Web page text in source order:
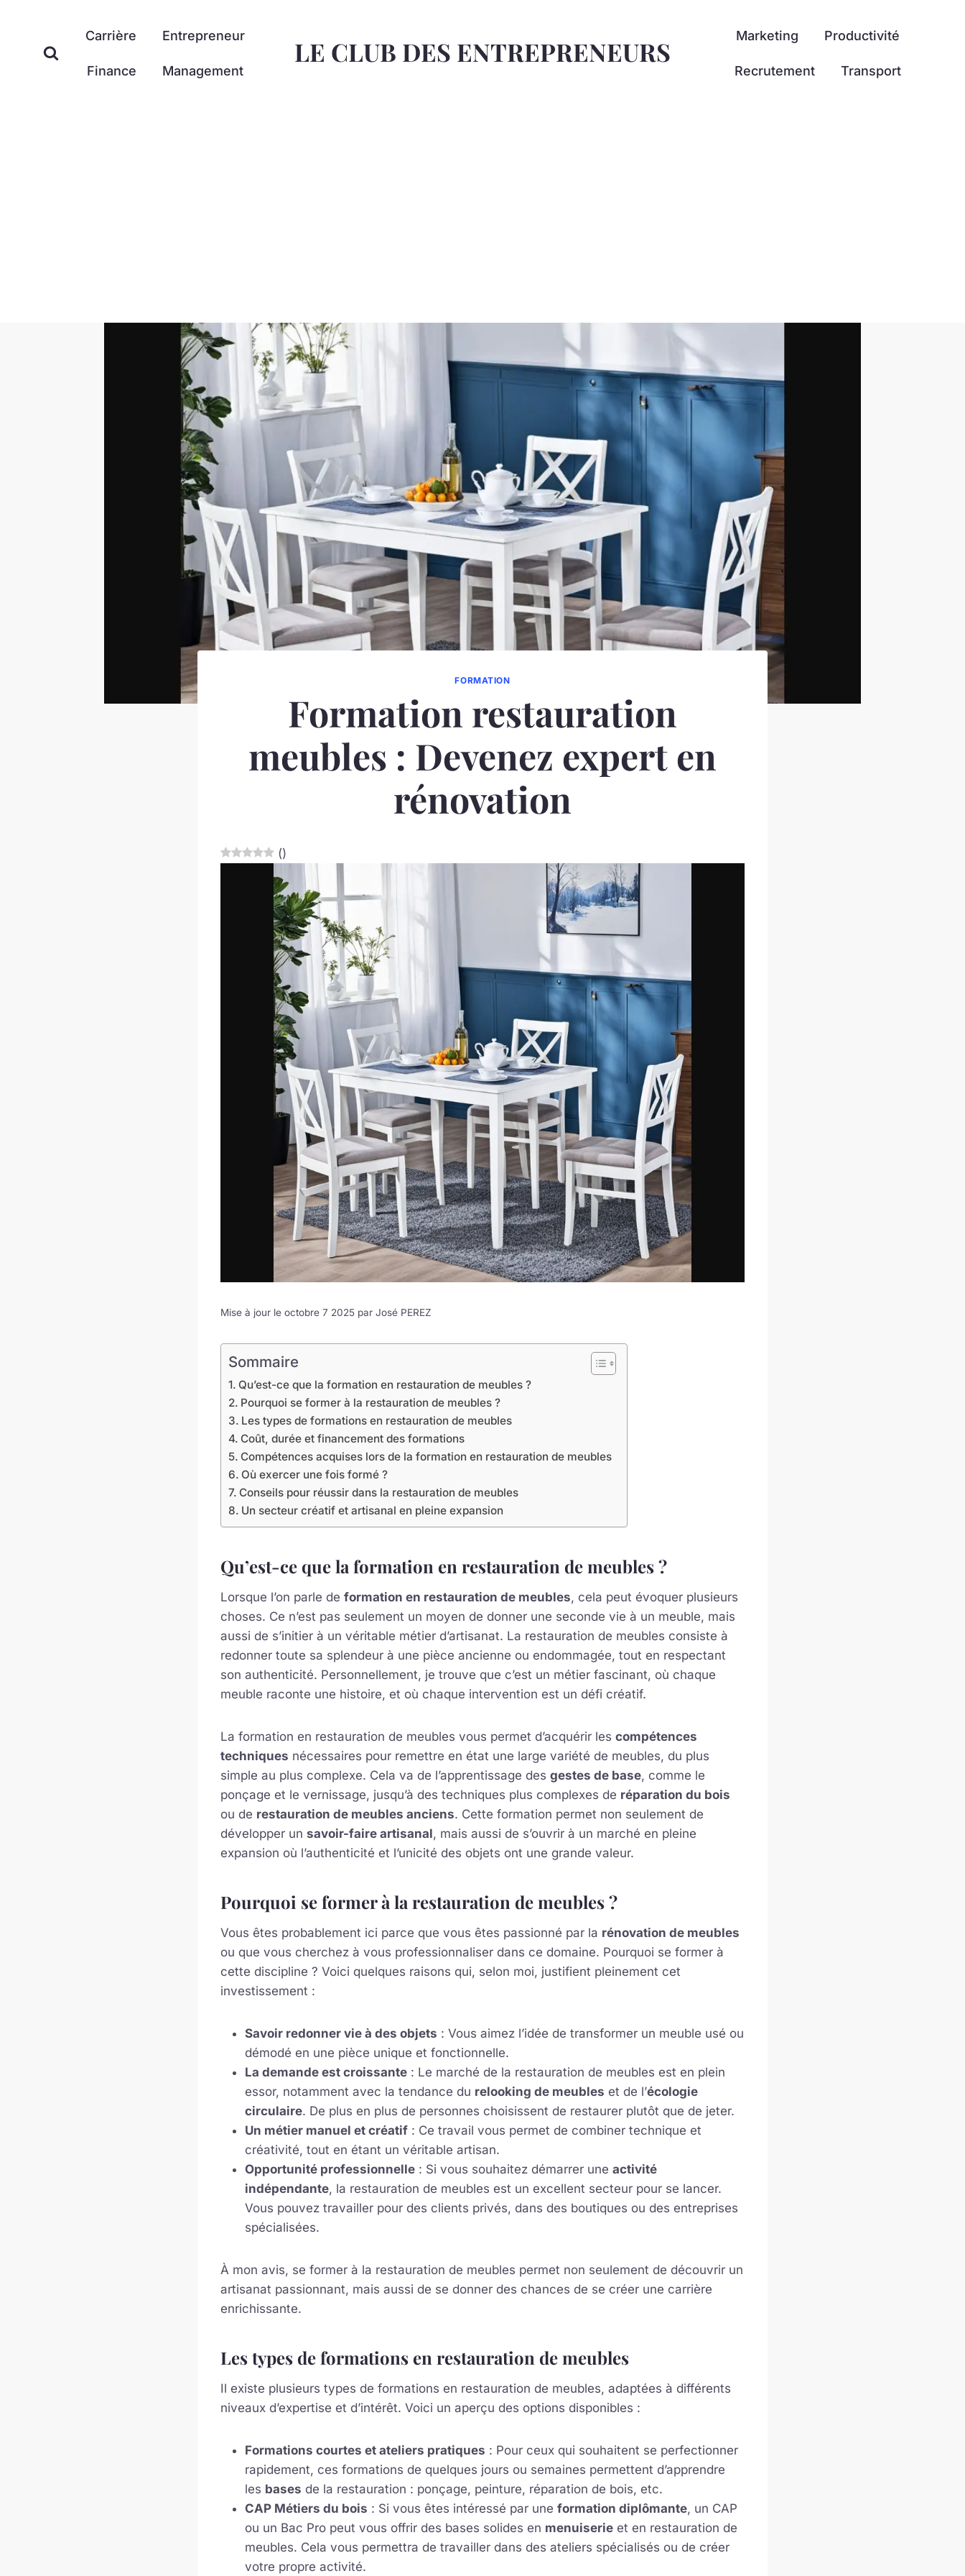
contenu
Carrière Entrepreneur
Finance Management
LE CLUB DES ENTREPRENEURS Marketing Productivité
Recrutement Transport
FORMATION
Formation restauration
meubles : Devenez expert en
rénovation
()
Mise à jour le octobre 7 2025 par José PEREZ
Sommaire
Qu’est-ce que la formation en restauration de meubles ?
Pourquoi se former à la restauration de meubles ?
Les types de formations en restauration de meubles
Coût, durée et financement des formations
Compétences acquises lors de la formation en restauration de meubles
Où exercer une fois formé ?
Conseils pour réussir dans la restauration de meubles
Un secteur créatif et artisanal en pleine expansion
Qu’est-ce que la formation en restauration de meubles ?
Lorsque l’on parle de formation en restauration de meubles, cela peut évoquer plusieurs
choses. Ce n’est pas seulement un moyen de donner une seconde vie à un meuble, mais
aussi de s’initier à un véritable métier d’artisanat. La restauration de meubles consiste à
redonner toute sa splendeur à une pièce ancienne ou endommagée, tout en respectant
son authenticité. Personnellement, je trouve que c’est un métier fascinant, où chaque
meuble raconte une histoire, et où chaque intervention est un défi créatif.
La formation en restauration de meubles vous permet d’acquérir les compétences
techniques nécessaires pour remettre en état une large variété de meubles, du plus
simple au plus complexe. Cela va de l’apprentissage des gestes de base, comme le
ponçage et le vernissage, jusqu’à des techniques plus complexes de réparation du bois
ou de restauration de meubles anciens. Cette formation permet non seulement de
développer un savoir-faire artisanal, mais aussi de s’ouvrir à un marché en pleine
expansion où l’authenticité et l’unicité des objets ont une grande valeur.
Pourquoi se former à la restauration de meubles ?
Vous êtes probablement ici parce que vous êtes passionné par la rénovation de meubles
ou que vous cherchez à vous professionnaliser dans ce domaine. Pourquoi se former à
cette discipline ? Voici quelques raisons qui, selon moi, justifient pleinement cet
investissement :
Savoir redonner vie à des objets : Vous aimez l’idée de transformer un meuble usé ou
démodé en une pièce unique et fonctionnelle.
La demande est croissante : Le marché de la restauration de meubles est en plein
essor, notamment avec la tendance du relooking de meubles et de l’écologie
circulaire. De plus en plus de personnes choisissent de restaurer plutôt que de jeter.
Un métier manuel et créatif : Ce travail vous permet de combiner technique et
créativité, tout en étant un véritable artisan.
Opportunité professionnelle : Si vous souhaitez démarrer une activité
indépendante, la restauration de meubles est un excellent secteur pour se lancer.
Vous pouvez travailler pour des clients privés, dans des boutiques ou des entreprises
spécialisées.
À mon avis, se former à la restauration de meubles permet non seulement de découvrir un
artisanat passionnant, mais aussi de se donner des chances de se créer une carrière
enrichissante.
Les types de formations en restauration de meubles
Il existe plusieurs types de formations en restauration de meubles, adaptées à différents
niveaux d’expertise et d’intérêt. Voici un aperçu des options disponibles :
Formations courtes et ateliers pratiques : Pour ceux qui souhaitent se perfectionner
rapidement, ces formations de quelques jours ou semaines permettent d’apprendre
les bases de la restauration : ponçage, peinture, réparation de bois, etc.
CAP Métiers du bois : Si vous êtes intéressé par une formation diplômante, un CAP
ou un Bac Pro peut vous offrir des bases solides en menuiserie et en restauration de
meubles. Cela vous permettra de travailler dans des ateliers spécialisés ou de créer
votre propre activité.